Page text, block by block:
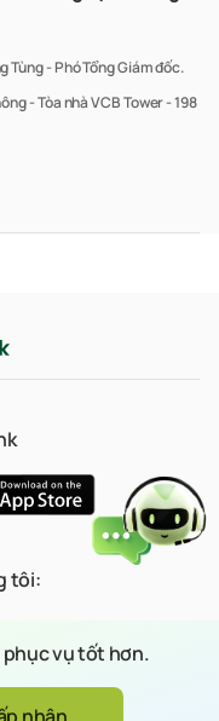
Tùng - Phó Tổng Giám đốc.
- Tòa nhà VCB Tower - 198
tôi:
Ngoại thương Việt Nam
vụ tốt hơn.